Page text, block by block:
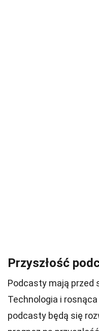
Przyszłość
Podcasty mają przed
Technologia i
podcasty będą się